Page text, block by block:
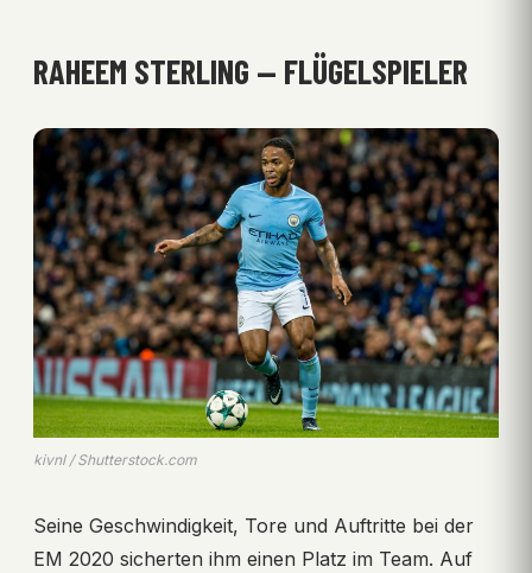
RAHEEM STERLING — FLÜGELSPIELER
kivnl / Shutterstock.com
Seine Geschwindigkeit, Tore und Auftritte bei der
EM 2020 sicherten ihm einen Platz im Team. Auf